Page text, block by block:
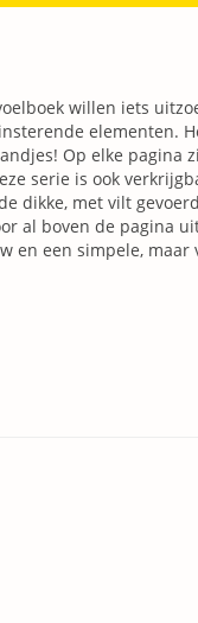
willen iets
elementen.
Op elke pagina
serie is ook
dikke, met vilt
al boven de pagina
en een simpele, maar